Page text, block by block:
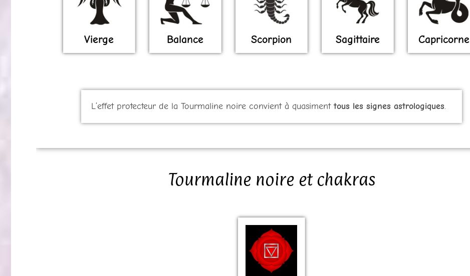
Vierge Balance Scorpion Sagittaire Capricorne
L’effet protecteur de la Tourmaline noire convient à quasimenttous les signes astrologiques.
Tourmaline noire et chakras